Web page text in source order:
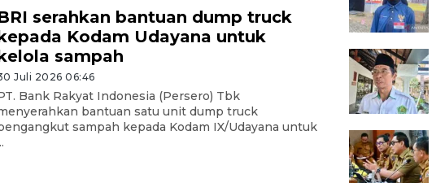
serahkan bantuan dump truck
Kodam Udayana untuk
sampah
Juli 2026 06:46
Bank Rakyat Indonesia (Persero) Tbk
bantuan satu unit dump truck
sampah kepada Kodam IX/Udayana untuk